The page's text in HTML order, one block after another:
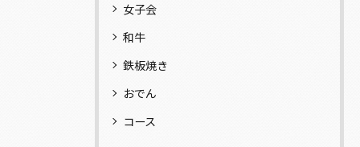
女子会
和牛
鉄板焼き
おでん
コース